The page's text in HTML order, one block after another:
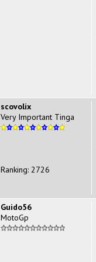
scovolix
Very Important Tinga
Ranking: 2726
Guido56
MotoGp